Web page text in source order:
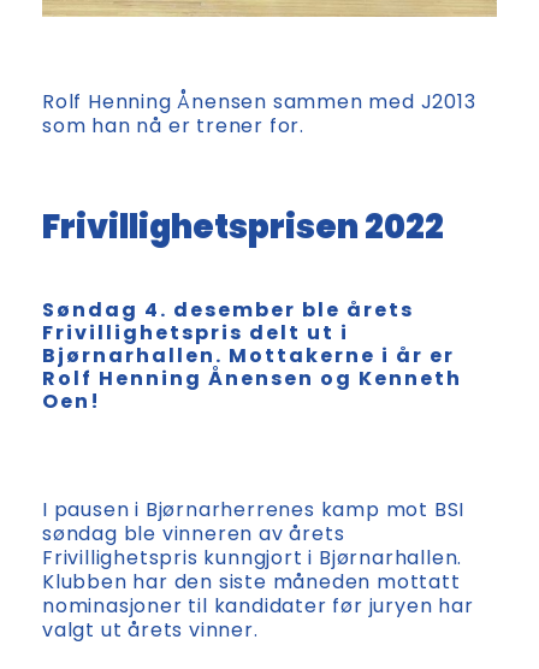
Frivillighetsprisen 2022
Søndag 4. desember ble årets
Frivillighetspris delt ut i
Bjørnarhallen. Mottakerne i år er
Rolf Henning Ånensen og Kenneth
Oen!
I pausen i Bjørnarherrenes kamp mot BSI
søndag ble vinneren av årets
Frivillighetspris kunngjort i Bjørnarhallen.
Klubben har den siste måneden mottatt
nominasjoner til kandidater før juryen har
valgt ut årets vinner.
Rolf Henning Ånensen sammen med J2013
som han nå er trener for.